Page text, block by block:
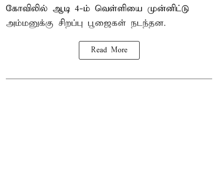
கோவிலில் ஆடி 4-ம் வெள்ளியை முன்னிட்டு
அம்மனுக்கு சிறப்பு பூஜைகள் நடந்தன.
Read More